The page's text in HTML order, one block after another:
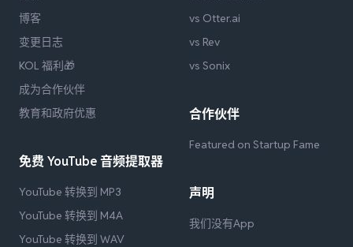
博客
变更日志
KOL 福利🎁
成为合作伙伴
教育和政府优惠
免费 YouTube 音频提取器
YouTube 转换到 MP3
YouTube 转换到 M4A
YouTube 转换到 WAV
vs Otter.ai
vs Rev
vs Sonix
合作伙伴
Featured on Startup Fame
声明
我们没有App